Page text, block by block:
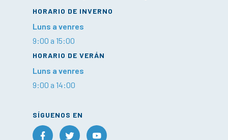
HORARIO DE INVERNO
Luns a venres
9:00 a 15:00
HORARIO DE VERÁN
Luns a venres
9:00 a 14:00
SÍGUENOS EN